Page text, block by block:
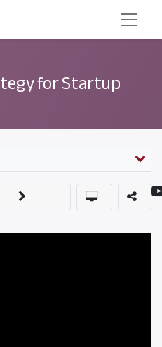
for Startup